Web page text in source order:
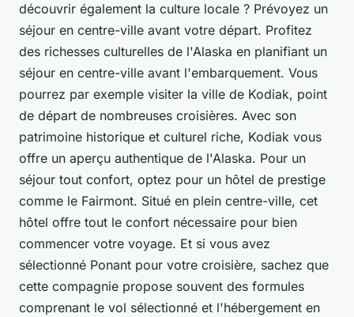
découvrir également la culture locale ? Prévoyez un
séjour en centre-ville avant votre départ. Profitez
des richesses culturelles de l'Alaska en planifiant un
séjour en centre-ville avant l'embarquement. Vous
pourrez par exemple visiter la ville de Kodiak, point
de départ de nombreuses croisières. Avec son
patrimoine historique et culturel riche, Kodiak vous
offre un aperçu authentique de l'Alaska. Pour un
séjour tout confort, optez pour un hôtel de prestige
comme le Fairmont. Situé en plein centre-ville, cet
hôtel offre tout le confort nécessaire pour bien
commencer votre voyage. Et si vous avez
sélectionné Ponant pour votre croisière, sachez que
cette compagnie propose souvent des formules
comprenant le vol sélectionné et l'hébergement en